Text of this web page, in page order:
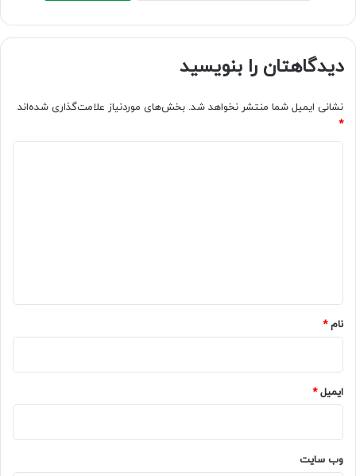
دیدگاهتان را بنویسید
نشانی ایمیل شما منتشر نخواهد شد. بخش‌های موردنیاز علامت‌گذاری شده‌اند
*
نام*
ایمیل*
وب‌ سایت